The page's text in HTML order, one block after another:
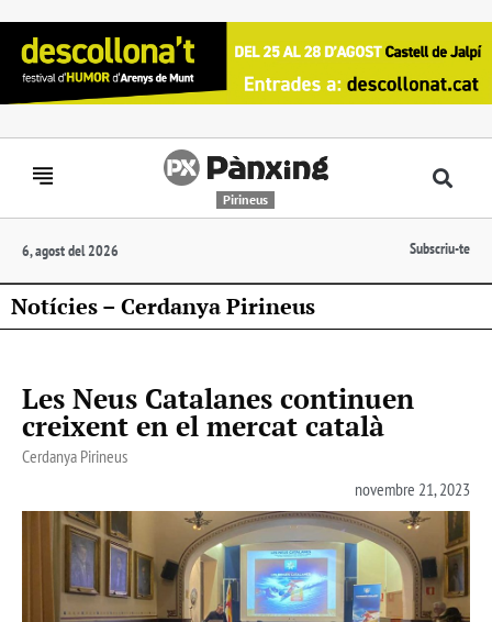
Pirineus
6, agost del 2026 Subscriu-te
Notícies – Cerdanya Pirineus
Les Neus Catalanes continuen
creixent en el mercat català
Cerdanya Pirineus
novembre 21, 2023